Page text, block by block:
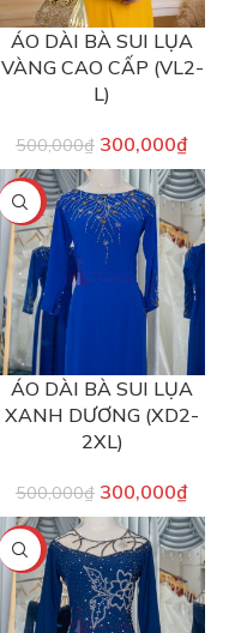
ÁO DÀI BÀ SUI LỤA
VÀNG CAO CẤP (VL2-
L)
500,000₫ 300,000₫
-40%
ÁO DÀI BÀ SUI LỤA
XANH DƯƠNG (XD2-
2XL)
500,000₫ 300,000₫
-40%